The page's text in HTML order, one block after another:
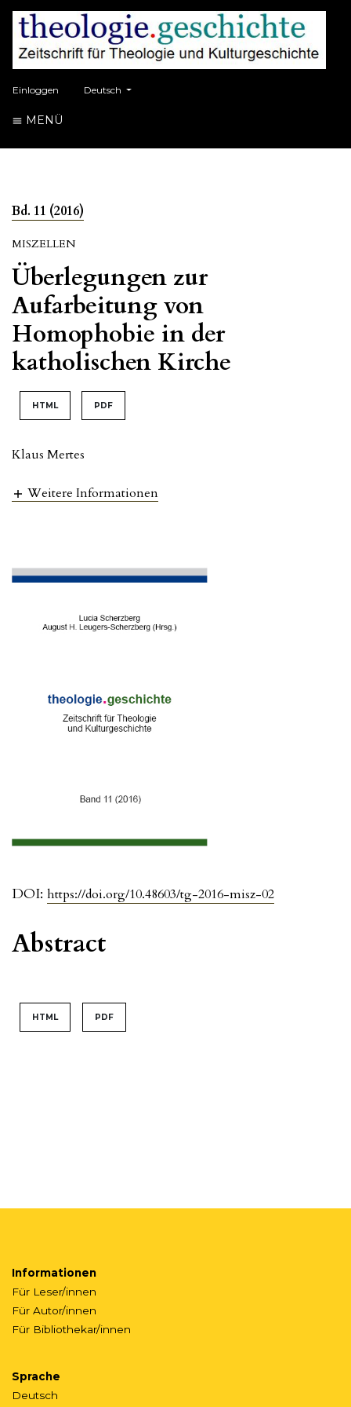
Einloggen ##plugins.themes.healthSciences.language.toggle##
Deutsch
MENÜ
Bd. 11 (2016)
MISZELLEN
Überlegungen zur
Aufarbeitung von
Homophobie in der
katholischen Kirche
HTML PDF
Klaus Mertes
Weitere Informationen
DOI: https://doi.org/10.48603/tg-2016-misz-02
Abstract
HTML PDF
Informationen
Für Leser/innen
Für Autor/innen
Für Bibliothekar/innen
Sprache
Deutsch